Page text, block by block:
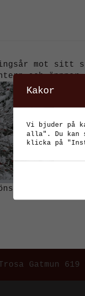
mot sitt
och
er en
Gatmun 619
Kakor
Vi bjuder på
alla". Du kan
klicka på